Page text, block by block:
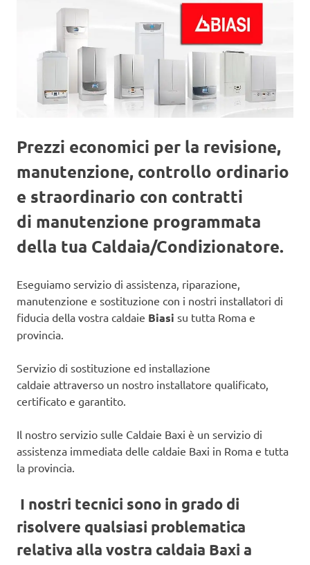
Prezzi economici per la revisione,
manutenzione, controllo ordinario
e straordinario con contratti
di manutenzione programmata
della tua Caldaia/Condizionatore.
Eseguiamo servizio di assistenza, riparazione,
manutenzione e sostituzione con i nostri installatori di
fiducia della vostra caldaie Biasi su tutta Roma e
provincia.
Servizio di sostituzione ed installazione
caldaie attraverso un nostro installatore qualificato,
certificato e garantito.
Il nostro servizio sulle Caldaie Baxi è un servizio di
assistenza immediata delle caldaie Baxi in Roma e tutta
la provincia.
I nostri tecnici sono in grado di
risolvere qualsiasi problematica
relativa alla vostra caldaia Baxi a